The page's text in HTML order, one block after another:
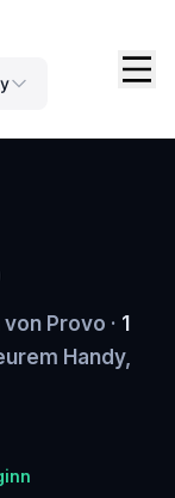
Provo · 1
Handy,